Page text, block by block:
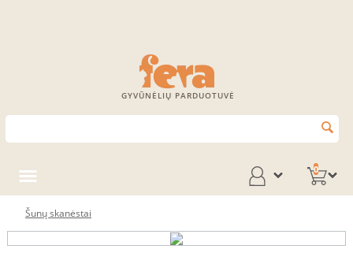
GYVŪNĖLIŲ PARDUOTUVĖ
0
Šunų skanėstai